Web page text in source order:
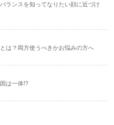
ランスを知ってなりたい顔に近づけ
は？両方使うべきかお悩みの方へ
は一体!?